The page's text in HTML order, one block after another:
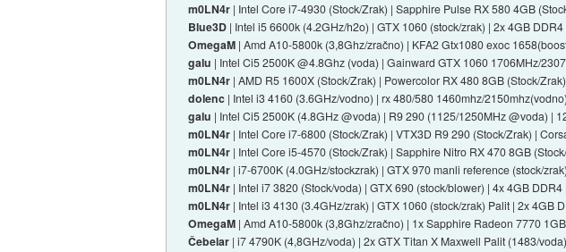
m0LN4r | Intel Core i7-4930 (Stock/Zrak) | Sapphire Pulse RX 580 4GB
Blue3D | Intel i5 6600k (4.2GHz/h2o) | GTX 1060 (stock/zrak) | 2x 4GB
OmegaM | Amd A10-5800k (3,8Ghz/zračno) | KFA2 Gtx1080 exoc
galu | Intel Ci5 2500K @4.8Ghz (voda) | Gainward GTX 1060 1706MHz/
m0LN4r | AMD R5 1600X (Stock/Zrak) | Powercolor RX 480 8GB (Stock/
dolenc | Intel i3 4160 (3.6GHz/vodno) | rx 480/580 1460mhz/
galu | Intel Ci5 2500K (4.8GHz @voda) | R9 290 (1125/1250MHz @voda) |
m0LN4r | Intel Core i7-6800 (Stock/Zrak) | VTX3D R9 290 (Stock/Zrak) |
m0LN4r | Intel Core i5-4570 (Stock/Zrak) | Sapphire Nitro RX 470 8GB
m0LN4r | i7-6700K (4.0GHz/stockzrak) | GTX 970 manli reference (stock/
m0LN4r | Intel i7 3820 (Stock/voda) | GTX 690 (stock/blower) | 4x 4GB
m0LN4r | Intel i3 4130 (3.4GHz/zrak) | GTX 1060 (stock/zrak) Palit | 2x 4GB
OmegaM | Amd A10-5800k (3,8Ghz/zračno) | 1x Sapphire Radeon 7770
Čebelar | i7 4790K (4,8GHz/voda) | 2x GTX Titan X Maxwell Palit (1483/